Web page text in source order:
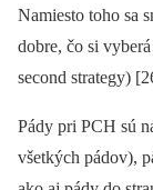
Namiesto toho sa
dobre, čo si
second strategy)
Pády pri PCH sú
všetkých pádov),